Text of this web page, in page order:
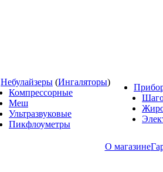
Небулайзеры (Ингаляторы)
Компрессорные
Меш
Ультразвуковые
Пикфлоуметры
О магазине